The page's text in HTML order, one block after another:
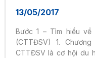
13/05/2017
Bước 1 – Tìm hiểu
(CTTĐSV) 1.
CTTĐSV là cơ hội du